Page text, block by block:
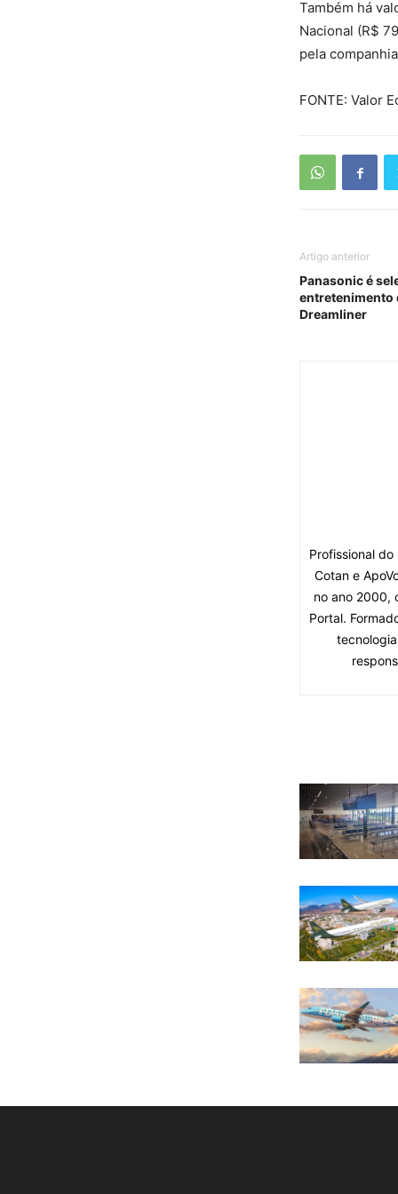
Também há
Nacional (R$
pela
FONTE: Valor
Artigo anterior
Panasonic é
entretenimento
Dreamliner
Profissional
Cotan e
no ano 2000,
Portal.